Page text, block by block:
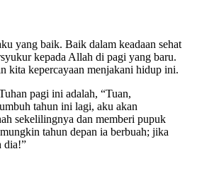
yang baik. Baik dalam keadaan sehat
kepada Allah di pagi yang baru.
kita kepercayaan menjakani hidup ini.
pagi ini adalah, “Tuan,
tahun ini lagi, aku akan
sekelilingnya dan memberi pupuk
tahun depan ia berbuah; jika
dia!”